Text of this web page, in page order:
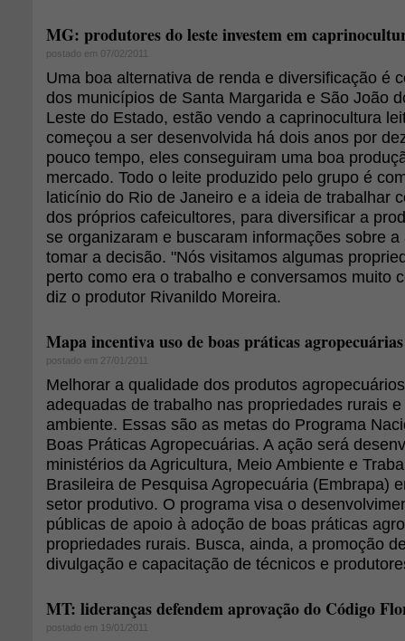
MG: produtores do leste investem em
postado em 07/02/2011
Uma boa alternativa de renda e diversificação é
dos municípios de Santa Margarida e São João
Leste do Estado, estão vendo a caprinocultura
começou a ser desenvolvida há dois anos por
pouco tempo, eles conseguiram uma boa
mercado. Todo o leite produzido pelo grupo é
laticínio do Rio de Janeiro e a ideia de trabalhar
dos próprios cafeicultores, para diversificar a
se organizaram e buscaram informações sobre
tomar a decisão. "Nós visitamos algumas
perto como era o trabalho e conversamos muito
diz o produtor Rivanildo Moreira.
Mapa incentiva uso de boas práticas agropecuárias
postado em 27/01/2011
Melhorar a qualidade dos produtos
adequadas de trabalho nas propriedades rurais
ambiente. Essas são as metas do Programa
Boas Práticas Agropecuárias. A ação será
ministérios da Agricultura, Meio Ambiente e
Brasileira de Pesquisa Agropecuária (Embrapa)
setor produtivo. O programa visa o
públicas de apoio à adoção de boas práticas
propriedades rurais. Busca, ainda, a promoção
divulgação e capacitação de técnicos e
MT: lideranças defendem aprovação do Código
postado em 19/01/2011